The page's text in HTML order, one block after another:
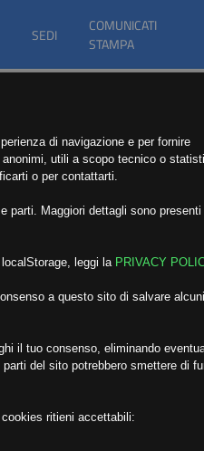
SEDI
COMUNICATI
STAMPA
di navigazione e per fornire
utili a scopo tecnico o
o per contattarti.
parti. Maggiori dettagli sono
leggi la PRIVACY
a questo sito di salvare
il tuo consenso, eliminando
del sito potrebbero smettere di
ritieni accettabili: